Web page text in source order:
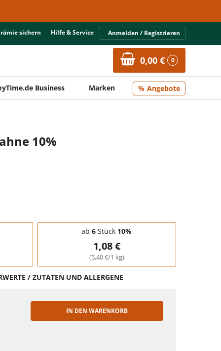
sichern Hilfe & Service Anmelden / Registrieren
0,00 € 0
Business Marken Angebote
10%
ab 6 Stück 10%
1,08 €
(5,40 €/1 kg)
/ ZUTATEN UND ALLERGENE
IN DEN WARENKORB